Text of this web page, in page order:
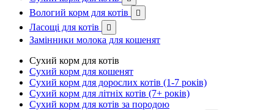
Вологий корм для котів 
Ласощі для котів 
Замінники молока для кошенят
Сухий корм для котів
Сухий корм для кошенят
Сухий корм для дорослих котів (1-7 років)
Сухий корм для літніх котів (7+ років)
Сухий корм для котів за породою